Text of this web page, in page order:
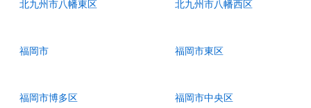
北九州市八幡東区 北九州市八幡西区
福岡市 福岡市東区
福岡市博多区 福岡市中央区